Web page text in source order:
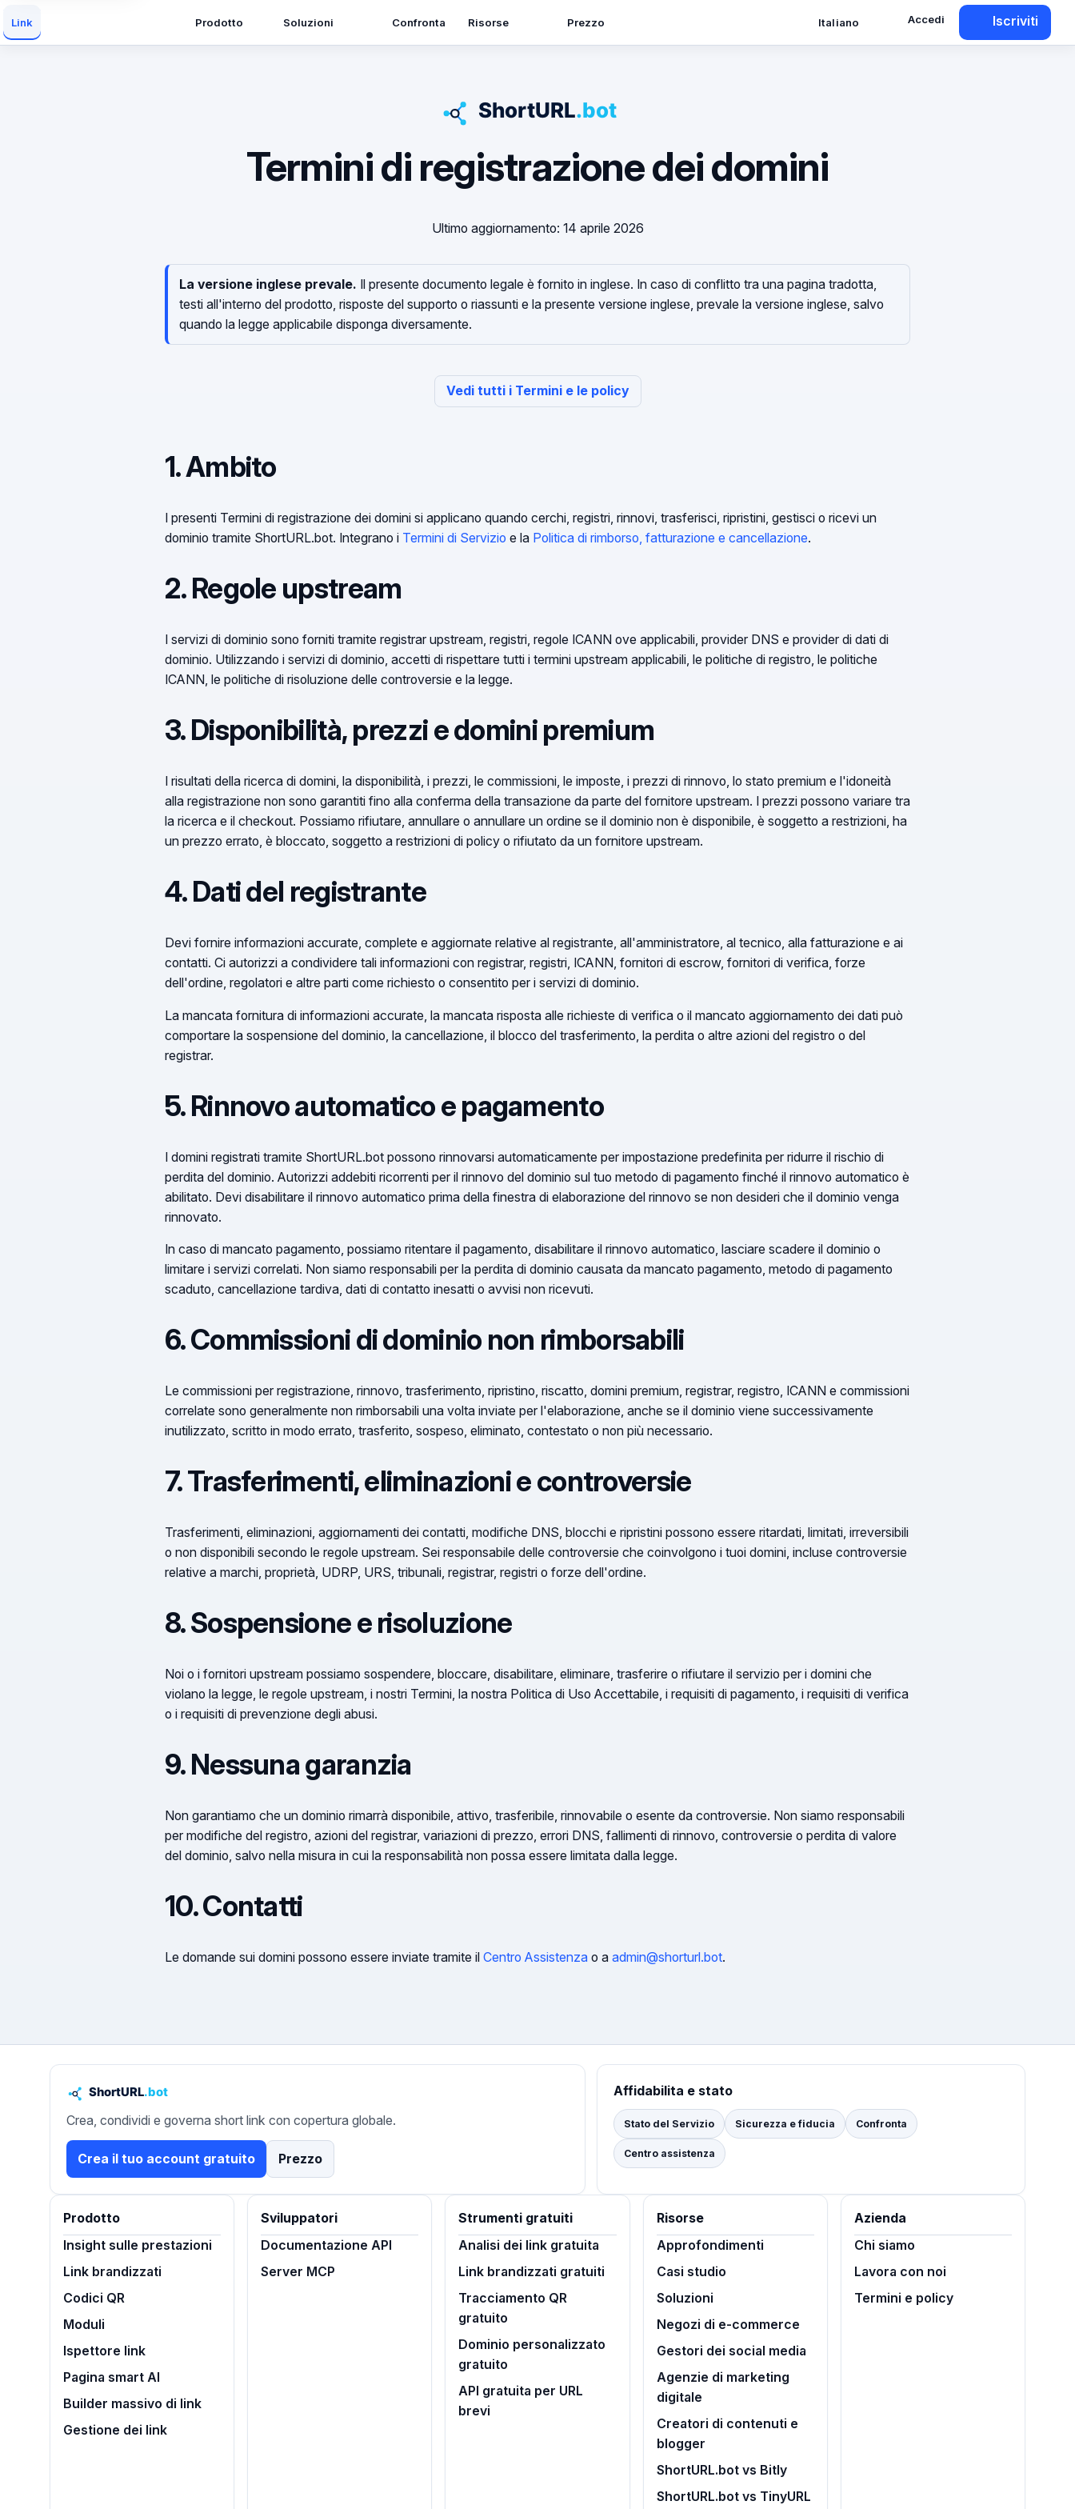
Link Prodotto Soluzioni Confronta Risorse Prezzo Italiano Accedi Iscriviti
Termini di registrazione dei domini
Ultimo aggiornamento: 14 aprile 2026
La versione inglese prevale. Il presente documento legale è fornito in inglese. In caso di conflitto tra una pagina tradotta,
testi all'interno del prodotto, risposte del supporto o riassunti e la presente versione inglese, prevale la versione inglese, salvo
quando la legge applicabile disponga diversamente.
Vedi tutti i Termini e le policy
1. Ambito
I presenti Termini di registrazione dei domini si applicano quando cerchi, registri, rinnovi, trasferisci, ripristini, gestisci o ricevi un
dominio tramite ShortURL.bot. Integrano i Termini di Servizio e la Politica di rimborso, fatturazione e cancellazione.
2. Regole upstream
I servizi di dominio sono forniti tramite registrar upstream, registri, regole ICANN ove applicabili, provider DNS e provider di dati di
dominio. Utilizzando i servizi di dominio, accetti di rispettare tutti i termini upstream applicabili, le politiche di registro, le politiche
ICANN, le politiche di risoluzione delle controversie e la legge.
3. Disponibilità, prezzi e domini premium
I risultati della ricerca di domini, la disponibilità, i prezzi, le commissioni, le imposte, i prezzi di rinnovo, lo stato premium e l'idoneità
alla registrazione non sono garantiti fino alla conferma della transazione da parte del fornitore upstream. I prezzi possono variare tra
la ricerca e il checkout. Possiamo rifiutare, annullare o annullare un ordine se il dominio non è disponibile, è soggetto a restrizioni, ha
un prezzo errato, è bloccato, soggetto a restrizioni di policy o rifiutato da un fornitore upstream.
4. Dati del registrante
Devi fornire informazioni accurate, complete e aggiornate relative al registrante, all'amministratore, al tecnico, alla fatturazione e ai
contatti. Ci autorizzi a condividere tali informazioni con registrar, registri, ICANN, fornitori di escrow, fornitori di verifica, forze
dell'ordine, regolatori e altre parti come richiesto o consentito per i servizi di dominio.
La mancata fornitura di informazioni accurate, la mancata risposta alle richieste di verifica o il mancato aggiornamento dei dati può
comportare la sospensione del dominio, la cancellazione, il blocco del trasferimento, la perdita o altre azioni del registro o del
registrar.
5. Rinnovo automatico e pagamento
I domini registrati tramite ShortURL.bot possono rinnovarsi automaticamente per impostazione predefinita per ridurre il rischio di
perdita del dominio. Autorizzi addebiti ricorrenti per il rinnovo del dominio sul tuo metodo di pagamento finché il rinnovo automatico è
abilitato. Devi disabilitare il rinnovo automatico prima della finestra di elaborazione del rinnovo se non desideri che il dominio venga
rinnovato.
In caso di mancato pagamento, possiamo ritentare il pagamento, disabilitare il rinnovo automatico, lasciare scadere il dominio o
limitare i servizi correlati. Non siamo responsabili per la perdita di dominio causata da mancato pagamento, metodo di pagamento
scaduto, cancellazione tardiva, dati di contatto inesatti o avvisi non ricevuti.
6. Commissioni di dominio non rimborsabili
Le commissioni per registrazione, rinnovo, trasferimento, ripristino, riscatto, domini premium, registrar, registro, ICANN e commissioni
correlate sono generalmente non rimborsabili una volta inviate per l'elaborazione, anche se il dominio viene successivamente
inutilizzato, scritto in modo errato, trasferito, sospeso, eliminato, contestato o non più necessario.
7. Trasferimenti, eliminazioni e controversie
Trasferimenti, eliminazioni, aggiornamenti dei contatti, modifiche DNS, blocchi e ripristini possono essere ritardati, limitati, irreversibili
o non disponibili secondo le regole upstream. Sei responsabile delle controversie che coinvolgono i tuoi domini, incluse controversie
relative a marchi, proprietà, UDRP, URS, tribunali, registrar, registri o forze dell'ordine.
8. Sospensione e risoluzione
Noi o i fornitori upstream possiamo sospendere, bloccare, disabilitare, eliminare, trasferire o rifiutare il servizio per i domini che
violano la legge, le regole upstream, i nostri Termini, la nostra Politica di Uso Accettabile, i requisiti di pagamento, i requisiti di verifica
o i requisiti di prevenzione degli abusi.
9. Nessuna garanzia
Non garantiamo che un dominio rimarrà disponibile, attivo, trasferibile, rinnovabile o esente da controversie. Non siamo responsabili
per modifiche del registro, azioni del registrar, variazioni di prezzo, errori DNS, fallimenti di rinnovo, controversie o perdita di valore
del dominio, salvo nella misura in cui la responsabilità non possa essere limitata dalla legge.
10. Contatti
Le domande sui domini possono essere inviate tramite il Centro Assistenza o a admin@shorturl.bot.
Crea, condividi e governa short link con copertura globale.
Crea il tuo account gratuito Prezzo
Affidabilita e stato
Stato del Servizio Sicurezza e fiducia Confronta
Centro assistenza
Prodotto
Insight sulle prestazioni
Link brandizzati
Codici QR
Moduli
Ispettore link
Pagina smart AI
Builder massivo di link
Gestione dei link
Sviluppatori
Documentazione API
Server MCP
Strumenti gratuiti
Analisi dei link gratuita
Link brandizzati gratuiti
Tracciamento QR
gratuito
Dominio personalizzato
gratuito
API gratuita per URL
brevi
Risorse
Approfondimenti
Casi studio
Soluzioni
Negozi di e-commerce
Gestori dei social media
Agenzie di marketing
digitale
Creatori di contenuti e
blogger
ShortURL.bot vs Bitly
ShortURL.bot vs TinyURL
Azienda
Chi siamo
Lavora con noi
Termini e policy